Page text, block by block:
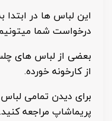
این لباس ها در
درخواست شما
بعضی از لباس های
از کارخونه خورده.
برای دیدن تمامی
پریماشاپ مراجعه کنید.